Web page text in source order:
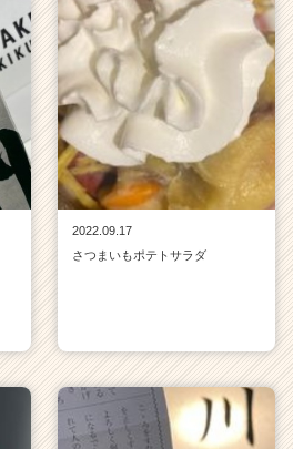
2022.09.17
さつまいもポテトサラダ